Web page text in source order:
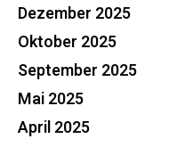
Dezember 2025
Oktober 2025
September 2025
Mai 2025
April 2025